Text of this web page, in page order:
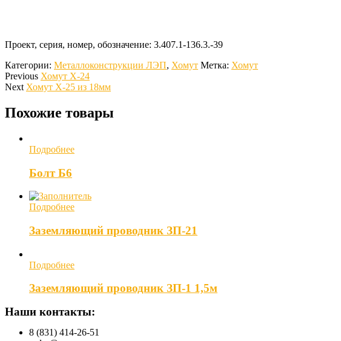
Проект, серия, номер, обозначение: 3.407.1-136.3.-39
Категории: Металлоконструкции ЛЭП, Хомут Метка: Хомут
Previous Хомут Х-24
Next Хомут Х-25 из 18мм
Похожие товары
Подробнее
Болт Б6
Подробнее
Заземляющий проводник ЗП-21
Подробнее
Заземляющий проводник ЗП-1 1,5м
Наши контакты:
8 (831) 414-26-51